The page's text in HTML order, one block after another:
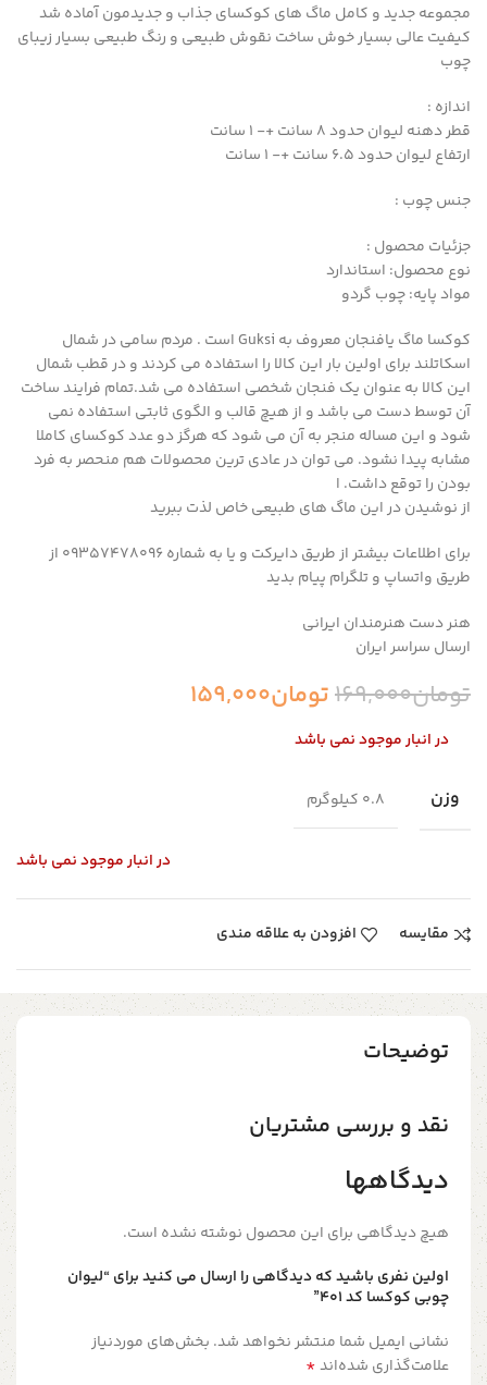
مجموعه جدید و کامل ماگ های کوکسای جذاب و جدیدمون آماده شد
کیفیت عالی بسیار خوش ساخت نقوش طبیعی و رنگ طبیعی بسیار زیبای
چوب
اندازه :
قطر دهنه لیوان حدود ۸ سانت +- ۱ سانت
ارتفاع لیوان حدود ۶.۵ سانت +- ۱ سانت
جنس چوب :
جزئیات محصول :
نوع محصول: استاندارد
مواد پایه: چوب گردو
کوکسا ماگ یافنجان معروف به Guksi است . مردم سامی در شمال
اسکاتلند برای اولین بار این کالا را استفاده می کردند و در قطب شمال
این کالا به عنوان یک فنجان شخصی استفاده می شد.تمام فرایند ساخت
آن توسط دست می باشد و از هیچ قالب و الگوی ثابتی استفاده نمی
شود و این مساله منجر به آن می شود که هرگز دو عدد کوکسای کاملا
مشابه پیدا نشود. می توان در عادی ترین محصولات هم منحصر به فرد
بودن را توقع داشت. ا
از نوشیدن در این ماگ های طبیعی خاص لذت ببرید
برای اطلاعات بیشتر از طریق دایرکت و یا به شماره 09357478096 از
طریق واتساپ و تلگرام پیام بدید
هنر دست هنرمندان ایرانی
ارسال سراسر ایران
تومان169,000تومان159,000
در انبار موجود نمی باشد
وزن 0.8 کیلوگرم
در انبار موجود نمی باشد
مقایسه افزودن به علاقه مندی
توضیحات
نقد و بررسی مشتریان
دیدگاهها
هیچ دیدگاهی برای این محصول نوشته نشده است.
اولین نفری باشید که دیدگاهی را ارسال می کنید برای “لیوان
چوبی کوکسا کد ۴۰۱”
نشانی ایمیل شما منتشر نخواهد شد. بخش‌های موردنیاز
علامت‌گذاری شده‌اند*